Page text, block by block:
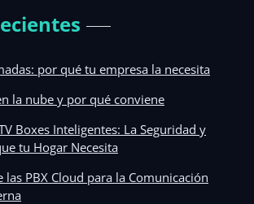
por qué tu empresa la necesita
la nube y por qué conviene
Boxes Inteligentes: La Seguridad y
tu Hogar Necesita
las PBX Cloud para la Comunicación